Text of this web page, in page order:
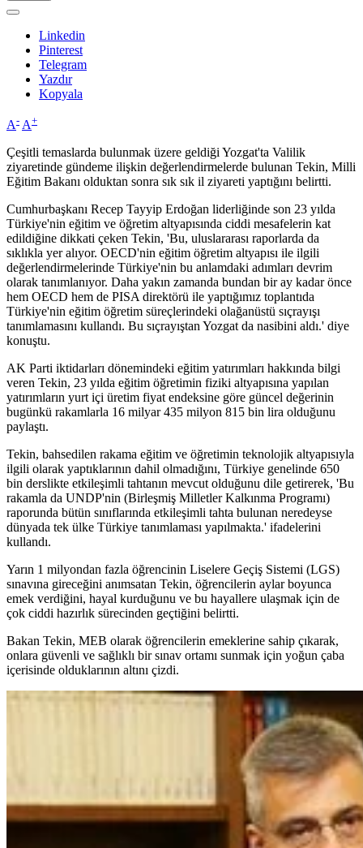
Linkedin
Pinterest
Telegram
Yazdır
Kopyala
A- A+
Çeşitli temaslarda bulunmak üzere geldiği Yozgat'ta Valilik
ziyaretinde gündeme ilişkin değerlendirmelerde bulunan Tekin, Milli
Eğitim Bakanı olduktan sonra sık sık il ziyareti yaptığını belirtti.
Cumhurbaşkanı Recep Tayyip Erdoğan liderliğinde son 23 yılda
Türkiye'nin eğitim ve öğretim altyapısında ciddi mesafelerin kat
edildiğine dikkati çeken Tekin, 'Bu, uluslararası raporlarda da
sıklıkla yer alıyor. OECD'nin eğitim öğretim altyapısı ile ilgili
değerlendirmelerinde Türkiye'nin bu anlamdaki adımları devrim
olarak tanımlanıyor. Daha yakın zamanda bundan bir ay kadar önce
hem OECD hem de PISA direktörü ile yaptığımız toplantıda
Türkiye'nin eğitim öğretim süreçlerindeki olağanüstü sıçrayışı
tanımlamasını kullandı. Bu sıçrayıştan Yozgat da nasibini aldı.' diye
konuştu.
AK Parti iktidarları dönemindeki eğitim yatırımları hakkında bilgi
veren Tekin, 23 yılda eğitim öğretimin fiziki altyapısına yapılan
yatırımların yurt içi üretim fiyat endeksine göre güncel değerinin
bugünkü rakamlarla 16 milyar 435 milyon 815 bin lira olduğunu
paylaştı.
Tekin, bahsedilen rakama eğitim ve öğretimin teknolojik altyapısıyla
ilgili olarak yaptıklarının dahil olmadığını, Türkiye genelinde 650
bin derslikte etkileşimli tahtanın mevcut olduğunu dile getirerek, 'Bu
rakamla da UNDP'nin (Birleşmiş Milletler Kalkınma Programı)
raporunda bütün sınıflarında etkileşimli tahta bulunan neredeyse
dünyada tek ülke Türkiye tanımlaması yapılmakta.' ifadelerini
kullandı.
Yarın 1 milyondan fazla öğrencinin Liselere Geçiş Sistemi (LGS)
sınavına gireceğini anımsatan Tekin, öğrencilerin aylar boyunca
emek verdiğini, hayal kurduğunu ve bu hayallere ulaşmak için de
çok ciddi hazırlık sürecinden geçtiğini belirtti.
Bakan Tekin, MEB olarak öğrencilerin emeklerine sahip çıkarak,
onlara güvenli ve sağlıklı bir sınav ortamı sunmak için yoğun çaba
içerisinde olduklarının altını çizdi.